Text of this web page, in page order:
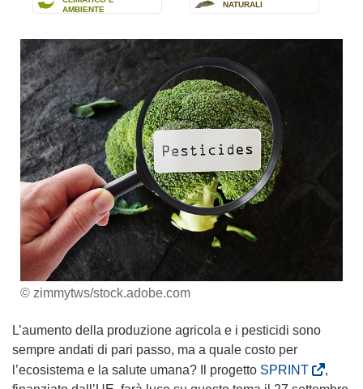
AMBIENTE
NATURALI
© zimmytws/stock.adobe.com
L’aumento della produzione agricola e i pesticidi sono
sempre andati di pari passo, ma a quale costo per
l’ecosistema e la salute umana? Il progetto SPRINT(
,